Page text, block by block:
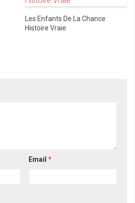
Les Enfants De La Chance
Histoire Vraie
Email*